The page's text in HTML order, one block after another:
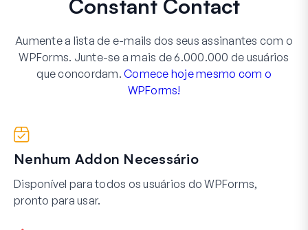
Constant Contact
Aumente a lista de e-mails dos seus assinantes com o
WPForms. Junte-se a mais de 6.000.000 de usuários
que concordam. Comece hoje mesmo com o
WPForms!
Nenhum Addon Necessário
Disponível para todos os usuários do WPForms,
pronto para usar.